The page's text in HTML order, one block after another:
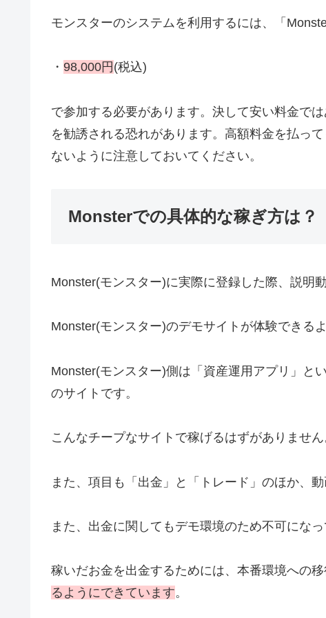
モンスターのシステムを利用するには、「
・ 98,000円 (税込)
で参加する必要があります。決して安い料金で
を勧誘される恐れがあります。高額料金を払っ
ないように注意しておいてください。
Monsterでの具体的な稼ぎ方は？
Monster(モンスター)に実際に登録した際、説明
Monster(モンスター)のデモサイトが体験できる
Monster(モンスター)側は「資産運用アプリ」と
のサイトです。
こんなチープなサイトで稼げるはずがありません
また、項目も「出金」と「トレード」のほか、
また、出金に関してもデモ環境のため不可になっ
稼いだお金を出金するためには、本番環境への
るようにできています。